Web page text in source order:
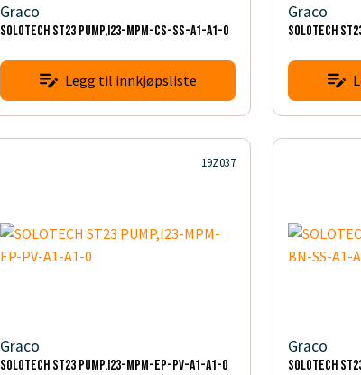
Graco
SOLOTECH ST23 PUMP,I23-MPM-CS-SS-A1-A1-0
Legg til innkjøpsliste
Graco
SOLOTECH
19Z037
Graco
SOLOTECH ST23 PUMP,I23-MPM-EP-PV-A1-A1-0
Graco
SOLOTECH